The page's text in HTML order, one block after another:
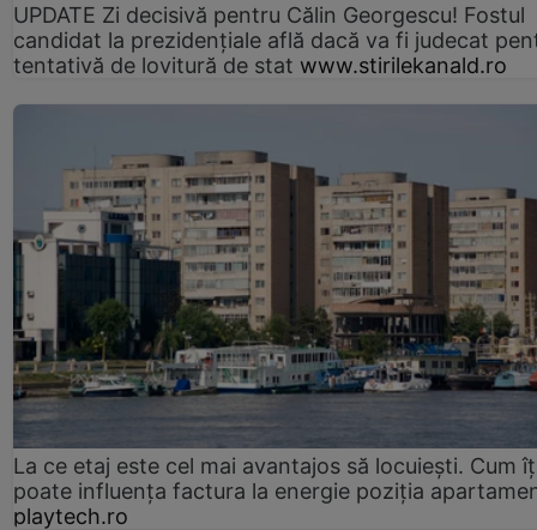
UPDATE Zi decisivă pentru Călin Georgescu! Fostul
candidat la prezidențiale află dacă va fi judecat
tentativă de lovitură de stat www.stirilekanald.ro
La ce etaj este cel mai avantajos să locuiești. Cum
poate influența factura la energie poziția
playtech.ro